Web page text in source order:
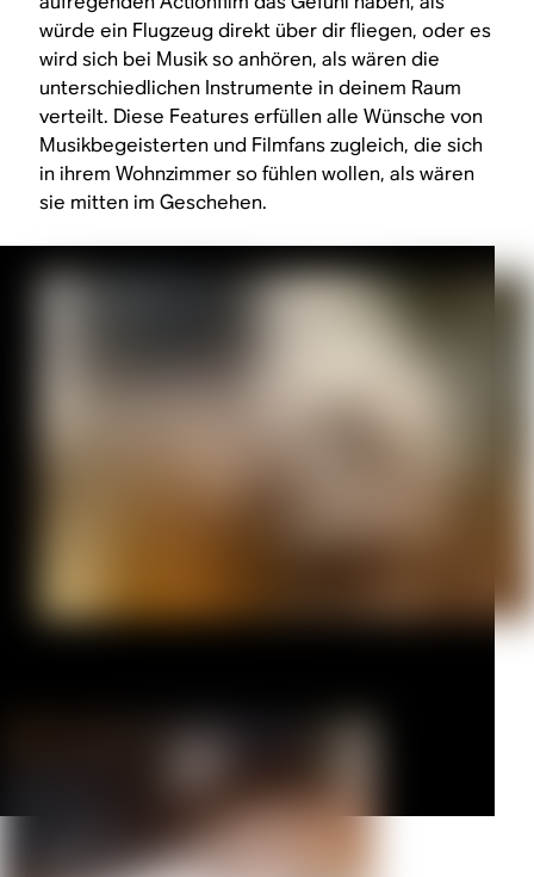
würde ein Flugzeug direkt über dir fliegen, oder es
wird sich bei Musik so anhören, als wären die
unterschiedlichen Instrumente in deinem Raum
verteilt. Diese Features erfüllen alle Wünsche von
Musikbegeisterten und Filmfans zugleich, die sich
in ihrem Wohnzimmer so fühlen wollen, als wären
sie mitten im Geschehen.